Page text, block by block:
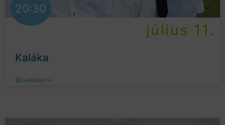
20:30
július 11.
Kaláka
Bővebben »